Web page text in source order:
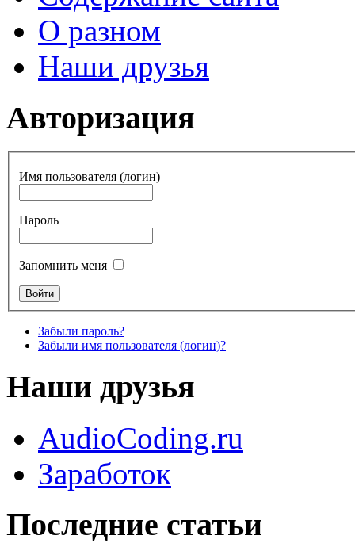
О разном
Наши друзья
Авторизация
Имя пользователя (логин)
Пароль
Запомнить меня
Забыли пароль?
Забыли имя пользователя (логин)?
Наши друзья
AudioCoding.ru
Заработок
Последние статьи